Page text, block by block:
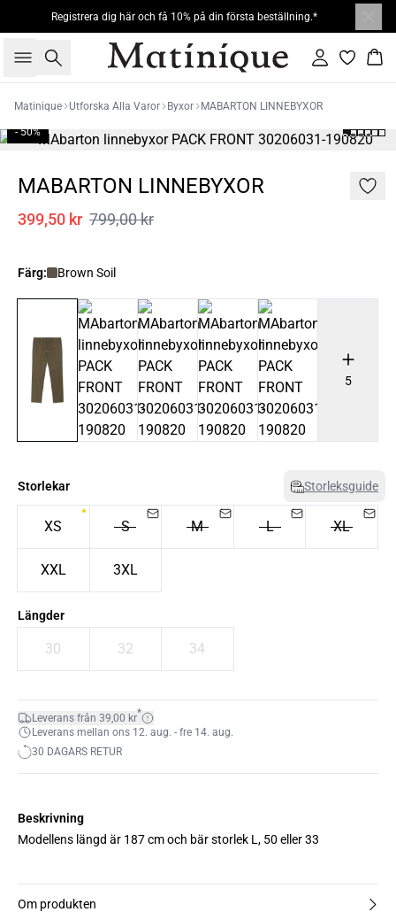
Registrera dig här och få 10% på din första beställning.*
Sök Logga in
Matinique Utforska Alla Varor Byxor MABARTON LINNEBYXOR
- 50%
MABARTON LINNEBYXOR
399,50 kr 799,00 kr
Färg: Brown Soil
5
Storlekar Storleksguide
XS S M L XL
XXL 3XL
Längder
30 32 34
Leverans från 39,00 kr*
Leverans mellan ons 12. aug. - fre 14. aug.
30 DAGARS RETUR
Beskrivning
Modellens längd är 187 cm och bär storlek L, 50 eller 33
Om produkten